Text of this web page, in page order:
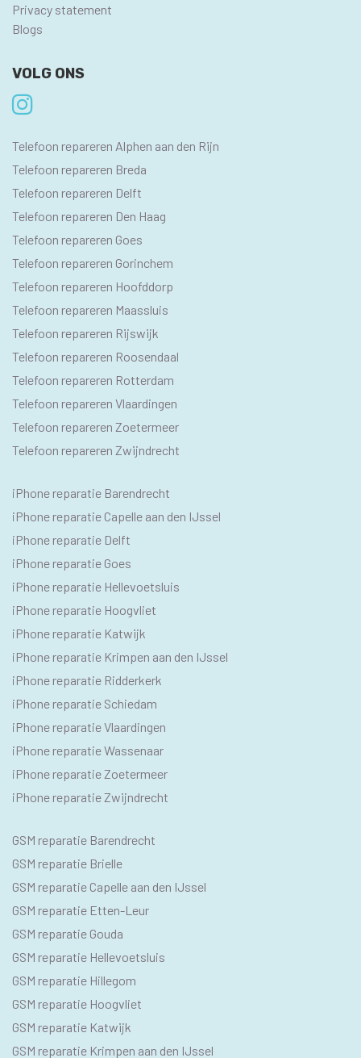
Privacy statement
Blogs
VOLG ONS
SEO
PAGINA'S
Telefoon repareren Alphen aan den Rijn
Telefoon repareren Breda
Telefoon repareren Delft
Telefoon repareren Den Haag
Telefoon repareren Goes
Telefoon repareren Gorinchem
Telefoon repareren Hoofddorp
Telefoon repareren Maassluis
Telefoon repareren Rijswijk
Telefoon repareren Roosendaal
Telefoon repareren Rotterdam
Telefoon repareren Vlaardingen
Telefoon repareren Zoetermeer
Telefoon repareren Zwijndrecht
IPHONE
SEO
TEKSTEN
iPhone reparatie Barendrecht
iPhone reparatie Capelle aan den IJssel
iPhone reparatie Delft
iPhone reparatie Goes
iPhone reparatie Hellevoetsluis
iPhone reparatie Hoogvliet
iPhone reparatie Katwijk
iPhone reparatie Krimpen aan den IJssel
iPhone reparatie Ridderkerk
iPhone reparatie Schiedam
iPhone reparatie Vlaardingen
iPhone reparatie Wassenaar
iPhone reparatie Zoetermeer
iPhone reparatie Zwijndrecht
SEO
GSM
GSM reparatie Barendrecht
GSM reparatie Brielle
GSM reparatie Capelle aan den IJssel
GSM reparatie Etten-Leur
GSM reparatie Gouda
GSM reparatie Hellevoetsluis
GSM reparatie Hillegom
GSM reparatie Hoogvliet
GSM reparatie Katwijk
GSM reparatie Krimpen aan den IJssel